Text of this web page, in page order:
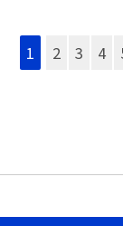
1 2 3 4